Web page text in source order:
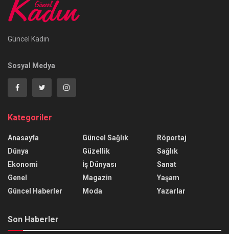
Güncel Kadın
Sosyal Medya
Kategoriler
Anasayfa
Dünya
Ekonomi
Genel
Güncel Haberler
Güncel Sağlık
Güzellik
İş Dünyası
Magazin
Moda
Röportaj
Sağlık
Sanat
Yaşam
Yazarlar
Son Haberler